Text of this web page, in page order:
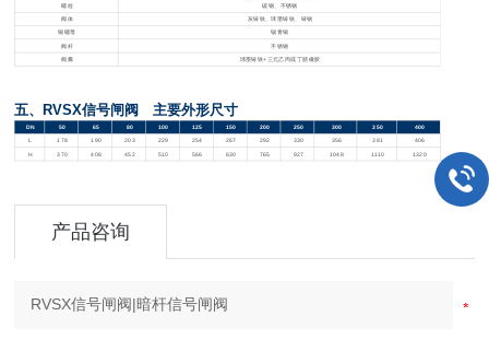
螺栓 碳钢、不锈钢
阀体
灰铸铁、球墨铸铁、铸钢
铜螺母
锡青铜
阀杆
不锈钢
阀瓣
球墨铸铁+三元乙丙或丁腈橡胶
五、RVSX信号闸阀 主要外形尺寸
DN 50 65 80 100 125 150 200 250 300 350
400
L
178 190 203 229 254 267 292 330 356 381
406
H
370 408 452 510 566 630 765 927 1048 1110 1320
产品咨询